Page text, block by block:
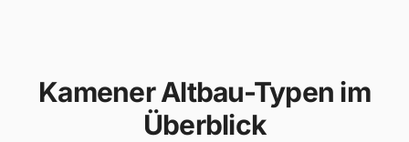
Kamener Altbau-Typen im
Überblick